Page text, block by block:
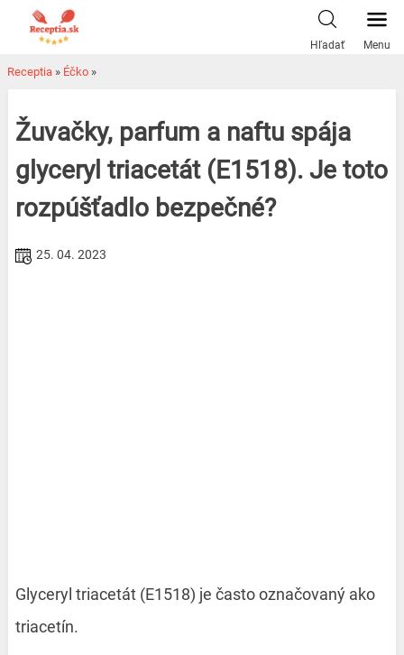
Hľadať Menu
Receptia » Éčko »
Žuvačky, parfum a naftu spája
glyceryl triacetát (E1518). Je toto
rozpúšťadlo bezpečné?
25. 04. 2023
Glyceryl triacetát (E1518) je často označovaný ako
triacetín.